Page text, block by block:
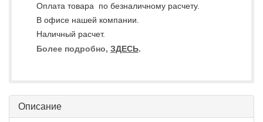
Оплата товара по безналичному расчету.
В офисе нашей компании.
Наличный расчет.
Более подробно, ЗДЕСЬ.
Описание